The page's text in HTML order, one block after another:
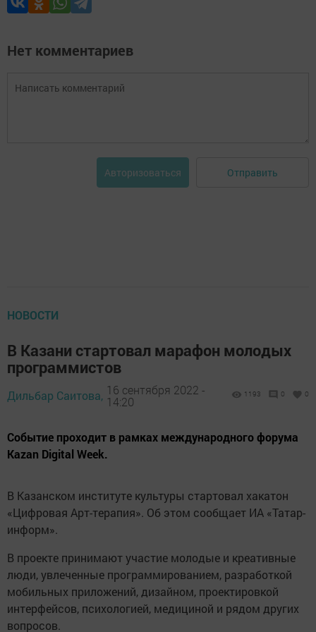
Нет комментариев
Авторизоваться Отправить
НОВОСТИ
В Казани стартовал марафон молодых
программистов
Дильбар Саитова, 16 сентября 2022 -
14:20
1193 0 0
Событие проходит в рамках международного форума
Kazan Digital Week.
В Казанском институте культуры стартовал xакатон
«Цифровая Арт-терапия». Об этом сообщает ИА «Татар-
информ».
В проекте принимают учaстие молодые и креативные
люди, увлеченные программированием, разработкой
мобильных приложений, дизайном, проектировкой
интерфейсов, психолoгией, медициной и рядом других
вопроcов.